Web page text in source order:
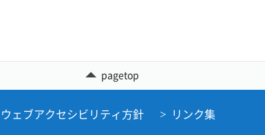
pagetop
ウェブアクセシビリティ方針 リンク集